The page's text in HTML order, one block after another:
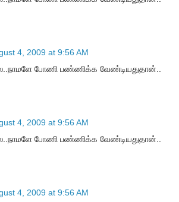
4, 2009 at 9:56 AM
போணி பண்ணிக்க வேண்டியதுதான்..
4, 2009 at 9:56 AM
போணி பண்ணிக்க வேண்டியதுதான்..
4, 2009 at 9:56 AM